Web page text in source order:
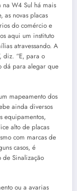
na W4 Sul há mais
as novas placas
do comércio e
aqui um instituto
atravessando. A
diz. “E, para o
dá para alegar que
mapeamento dos
ainda diversos
equipamentos,
alto de placas
com marcas de
casos, é
de Sinalização
ou a avarias